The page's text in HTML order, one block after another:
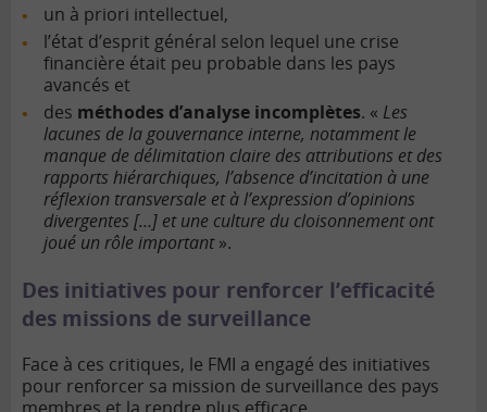
un à priori intellectuel,
l’état d’esprit général selon lequel une crise
financière était peu probable dans les pays
avancés et
des méthodes d’analyse incomplètes. « Les
lacunes de la gouvernance interne, notamment le
manque de délimitation claire des attributions et des
rapports hiérarchiques, l’absence d’incitation à une
réflexion transversale et à l’expression d’opinions
divergentes […] et une culture du cloisonnement ont
joué un rôle important».
Des initiatives pour renforcer l’efficacité
des missions de surveillance
Face à ces critiques, le FMI a engagé des initiatives
pour renforcer sa mission de surveillance des pays